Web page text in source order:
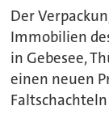
Der
Immobilien
in Gebesee,
einen neuen